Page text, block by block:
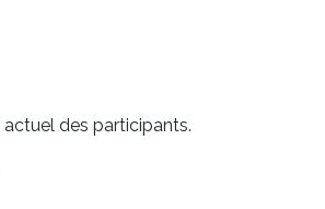
des participants.